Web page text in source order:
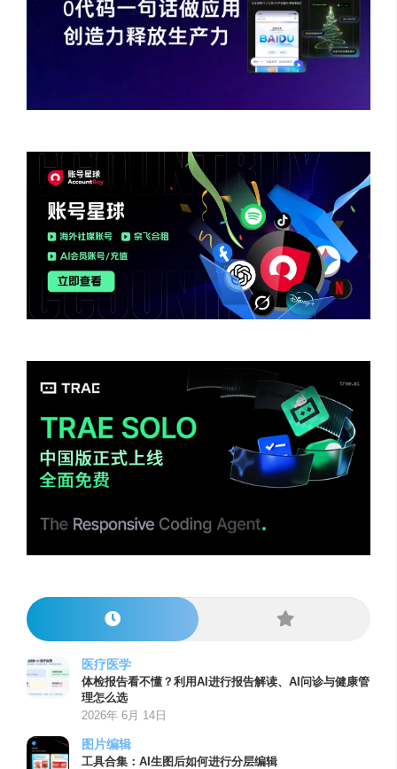
医疗医学
体检报告看不懂？利用AI进行报告解读、AI问诊与健康管
理怎么选
2026年 6月 14日
图片编辑
工具合集：AI生图后如何进行分层编辑